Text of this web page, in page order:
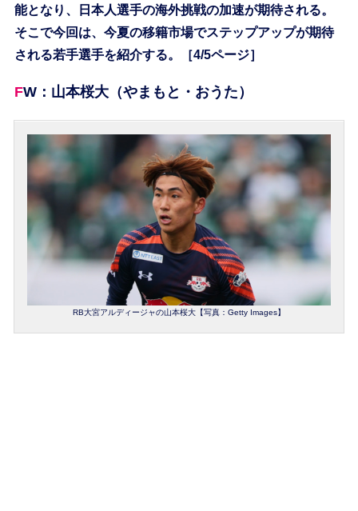
能となり、日本人選手の海外挑戦の加速が期待される。
そこで今回は、今夏の移籍市場でステップアップが期待
される若手選手を紹介する。［4/5ページ］
FW：山本桜大（やまもと・おうた）
RB大宮アルディージャの山本桜大【写真：Getty Images】